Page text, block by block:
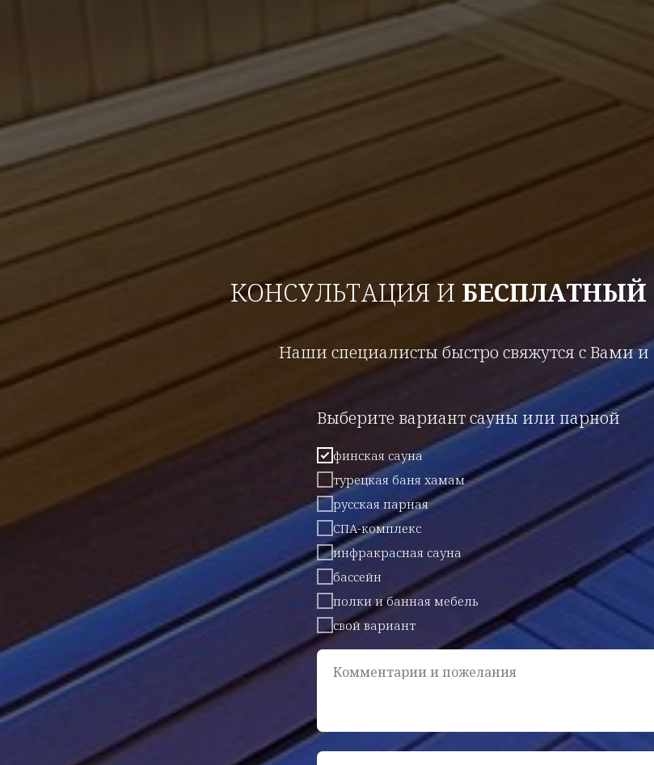
КОНСУЛЬТАЦИЯ И БЕСПЛАТНЫЙ
Наши специалисты быстро свяжутся с Вами
Выберите вариант сауны или парной
финская сауна
турецкая баня хамам
русская парная
СПА-комплекс
инфракрасная сауна
бассейн
полки и банная мебель
свой вариант
Комментарии и пожелания